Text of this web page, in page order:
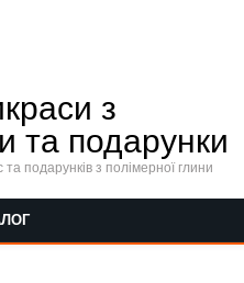
з
та подарунки
подарунків з полімерної глини